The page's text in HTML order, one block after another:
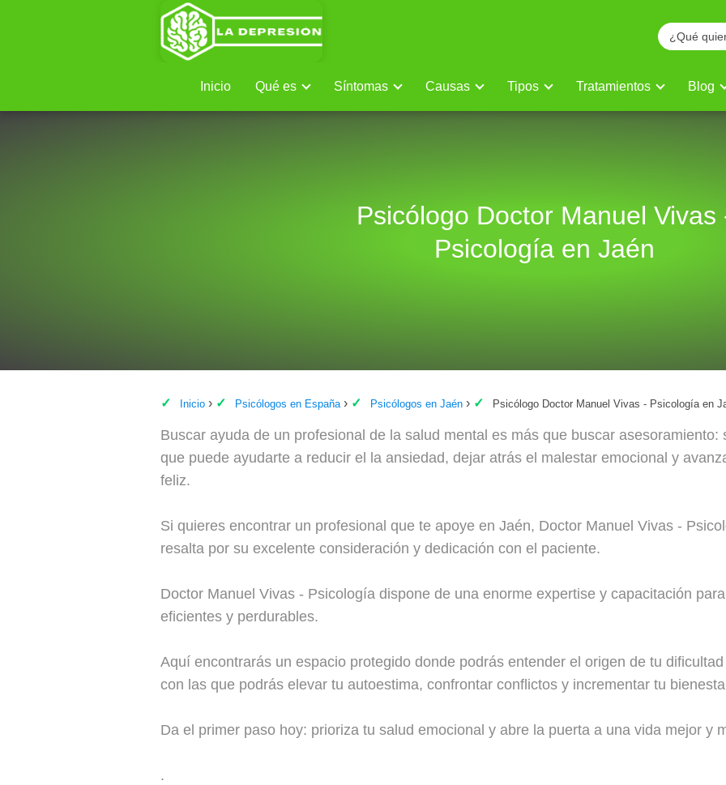
Inicio Qué es Síntomas Causas Tipos Tratamientos Blog
Psicólogo Doctor Manuel Vivas
Psicología en Jaén
Inicio Psicólogos en España Psicólogos en Jaén Psicólogo Doctor Manuel Vivas - Psicología en
Buscar ayuda de un profesional de la salud mental es más que buscar
que puede ayudarte a reducir el la ansiedad, dejar atrás el malestar emocional y
feliz.
Si quieres encontrar un profesional que te apoye en Jaén, Doctor Manuel Vivas -
resalta por su excelente consideración y dedicación con el paciente.
Doctor Manuel Vivas - Psicología dispone de una enorme expertise y capacitación
eficientes y perdurables.
Aquí encontrarás un espacio protegido donde podrás entender el origen de tu
con las que podrás elevar tu autoestima, confrontar conflictos y incrementar tu
Da el primer paso hoy: prioriza tu salud emocional y abre la puerta a una vida mejor y
.